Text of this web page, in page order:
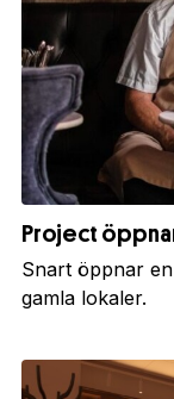
Project
Snart öppnar
gamla lokaler.